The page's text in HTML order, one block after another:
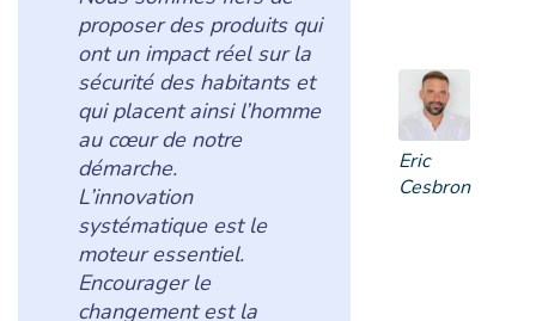
proposer des produits qui
ont un impact réel sur la
sécurité des habitants et
qui placent ainsi l’homme
au cœur de notre
démarche.
L’innovation
systématique est le
moteur essentiel.
Encourager le
changement est la
Eric
Cesbron